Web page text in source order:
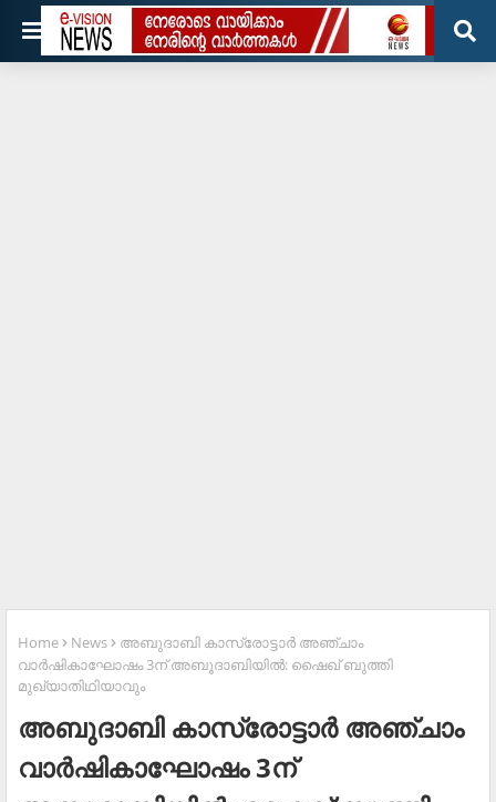
Home News
അബുദാബി കാസ്രോട്ടാര്‍ അഞ്ചാം
വാര്‍ഷികാഘോഷം 3ന് അബൂദാബിയില്‍: ഷൈഖ് ബുത്തി
മുഖ്യാതിഥിയാവും
അബുദാബി കാസ്രോട്ടാര്‍ അഞ്ചാം
വാര്‍ഷികാഘോഷം 3ന്